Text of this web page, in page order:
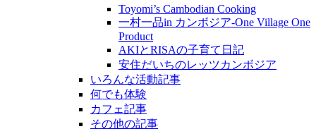
Toyomi’s Cambodian Cooking
一村一品in カンボジア-One Village One
Product
AKIとRISAの子育て日記
安住だいちのレッツカンボジア
いろんな活動記事
何でも体験
カフェ記事
その他の記事